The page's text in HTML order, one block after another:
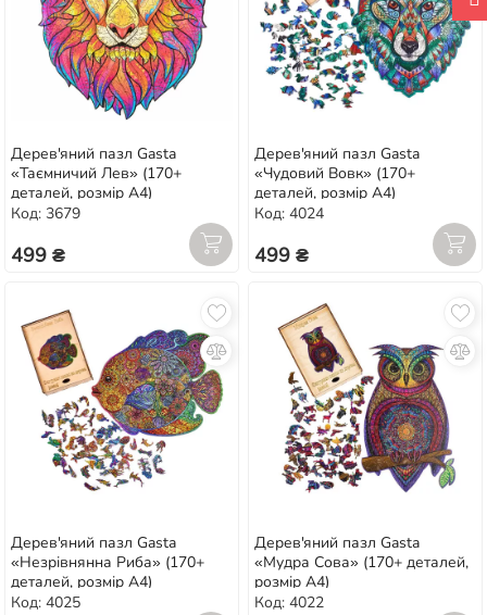
Дерев'яний пазл Gasta
«Таємничий Лев» (170+
деталей, розмір А4)
Код: 3679
499 ₴
Дерев'яний пазл Gasta
«Чудовий Вовк» (170+
деталей, розмір А4)
Код: 4024
499 ₴
Дерев'яний пазл Gasta
«Незрівнянна Риба» (170+
деталей, розмір А4)
Код: 4025
Дерев'яний пазл Gasta
«Мудра Сова» (170+ деталей,
розмір А4)
Код: 4022